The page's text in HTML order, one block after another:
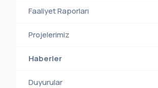
Faaliyet Raporları
Projelerimiz
Haberler
Duyurular